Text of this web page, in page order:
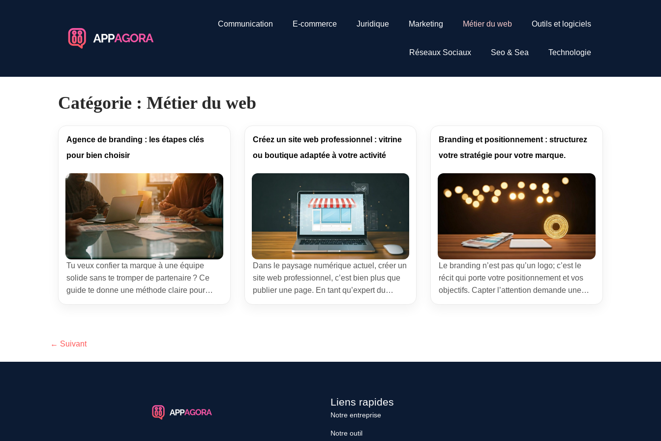
Communication E-commerce Juridique Marketing Métier du web Outils et logiciels
Réseaux Sociaux Seo & Sea Technologie
Catégorie : Métier du web
Agence de branding : les étapes clés
pour bien choisir
Tu veux confier ta marque à une équipe
solide sans te tromper de partenaire ? Ce
guide te donne une méthode claire pour
les signaux à surveiller et une grille simple
Créez un site web professionnel : vitrine
ou boutique adaptée à votre activité
Dans le paysage numérique actuel, créer un
site web professionnel, c’est bien plus que
publier une page. En tant qu’expert du
visibilité durable […]
Branding et positionnement : structurez
votre stratégie pour votre marque.
Le branding n’est pas qu’un logo; c’est le
récit qui porte votre positionnement et vos
objectifs. Capter l’attention demande une
Dans cet article, je partage une […]
← Suivant
Liens rapides
Notre entreprise
Notre outil